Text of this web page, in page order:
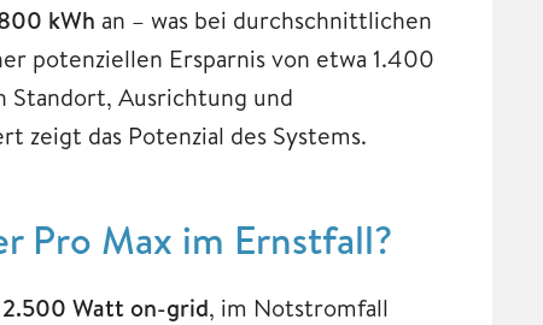
kWh an – was bei durchschnittlichen
potenziellen Ersparnis von etwa 1.400
Standort, Ausrichtung und
zeigt das Potenzial des Systems.
Pro Max im Ernstfall?
2.500 Watt on-grid, im Notstromfall